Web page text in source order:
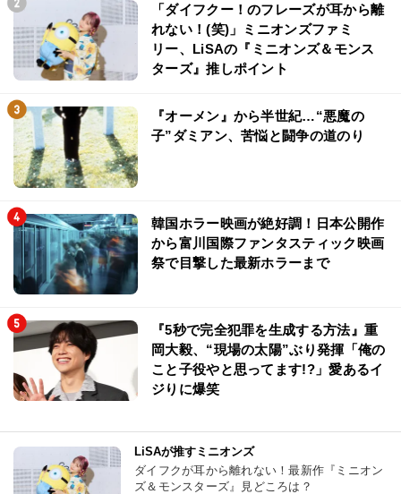
「ダイフクー！のフレーズが耳から離
れない！(笑)」ミニオンズファミ
リー、LiSAの『ミニオンズ＆モンス
ターズ』推しポイント
『オーメン』から半世紀…“悪魔の
子”ダミアン、苦悩と闘争の道のり
韓国ホラー映画が絶好調！日本公開作
から富川国際ファンタスティック映画
祭で目撃した最新ホラーまで
『5秒で完全犯罪を生成する方法』重
岡大毅、“現場の太陽”ぶり発揮「俺の
こと子役やと思ってます!?」愛あるイ
ジりに爆笑
LiSAが推すミニオンズ
ダイフクが耳から離れない！最新作『ミニオン
ズ＆モンスターズ』見どころは？